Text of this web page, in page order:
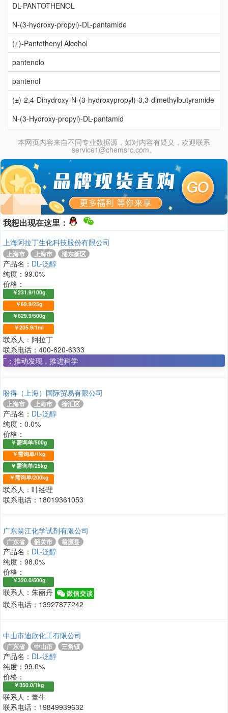
DL-PANTOTHENOL
N-(3-hydroxy-propyl)-DL-pantamide
(±)-Pantothenyl Alcohol
pantenolo
pantenol
(±)-2,4-Dihydroxy-N-(3-hydroxypropyl)-3,3-dimethylbutyramide
N-(3-Hydroxy-propyl)-DL-pantamid
本网页内容来自不同专业数据源，如对内容有疑义，欢迎联系
service1@chemsrc.com。
我想出现在这里：
上海阿拉丁生化科技股份有限公司
上海市 上海市 浦东新区
产品名： DL-泛醇
纯度：99.0%
价格：
￥231.9/100g
￥69.9/25g
￥629.9/500g
￥205.9/1ml
联系人：阿拉丁
联系电话：400-620-6333
现，推进科学
盼得（上海）国际贸易有限公司
上海市 上海市 徐汇区
产品名： DL-泛醇
纯度：0.0%
价格：
￥需询单/500g
￥需询单/1kg
￥需询单/25kg
￥需询单/200kg
联系人：叶经理
联系电话：18019361053
广东翁江化学试剂有限公司
广东省 韶关市 翁源县
产品名： DL-泛醇
纯度：98.0%
价格：
￥320.0/500g
联系人：朱丽丹
联系电话：13927877242
中山市迪欣化工有限公司
广东省 中山市 三角镇
产品名： DL-泛醇
纯度：99.0%
价格：
￥350.0/1kg
联系人：董生
联系电话：19849939632